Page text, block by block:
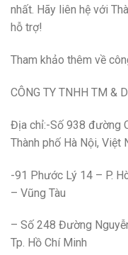
nhất. Hãy liên hệ với
hỗ trợ!
Tham khảo thêm về
CÔNG TY TNHH TM &
Địa chỉ:-Số 938 đường
Thành phố Hà Nội, Việt
-91 Phước Lý 14 – P.
– Vũng Tàu
– Số 248 Đường
Tp. Hồ Chí Minh